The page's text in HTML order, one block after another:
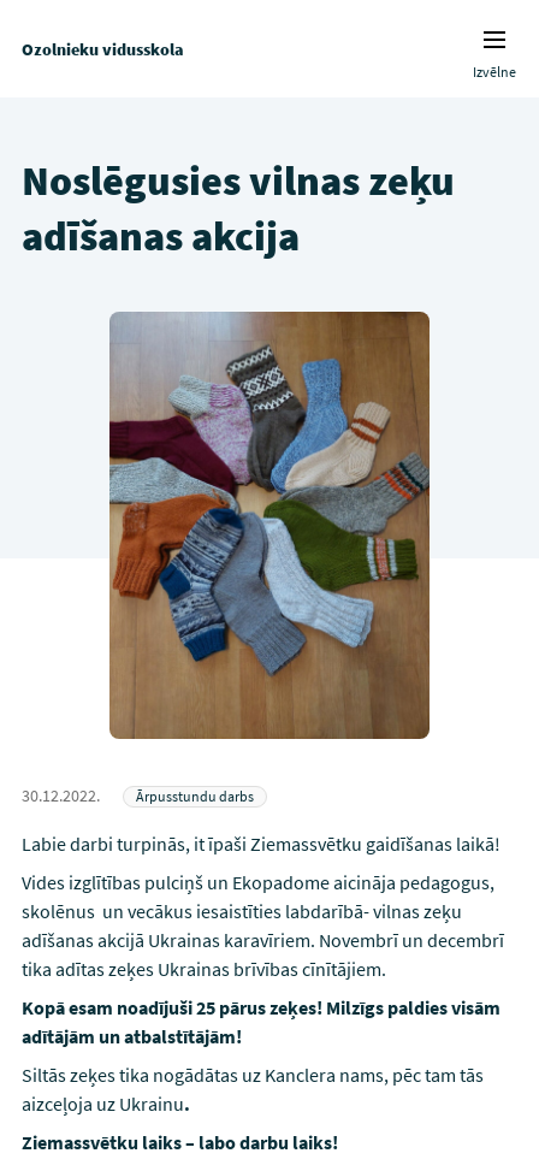
Ozolnieku vidusskola
Izvēlne
Noslēgusies vilnas zeķu
adīšanas akcija
30.12.2022. Ārpusstundu darbs
Labie darbi turpinās, it īpaši Ziemassvētku gaidīšanas laikā!
Vides izglītības pulciņš un Ekopadome aicināja pedagogus,
skolēnus un vecākus iesaistīties labdarībā- vilnas zeķu
adīšanas akcijā Ukrainas karavīriem. Novembrī un decembrī
tika adītas zeķes Ukrainas brīvības cīnītājiem.
Kopā esam noadījuši 25 pārus zeķes! Milzīgs paldies visām
adītājām un atbalstītājām!
Siltās zeķes tika nogādātas uz Kanclera nams, pēc tam tās
aizceļoja uz Ukrainu.
Ziemassvētku laiks – labo darbu laiks!